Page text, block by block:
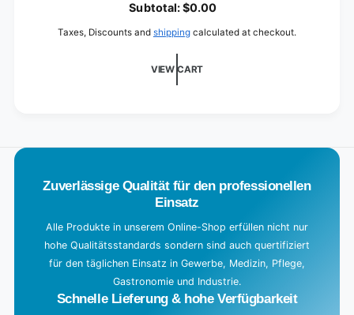
20
Subtotal:$0.00
Taxes, Discounts and shipping calculated at checkout.
VIEW CART
Zuverlässige Qualität für den professionellen
Einsatz
Alle Produkte in unserem Online-Shop erfüllen nicht nur
hohe Qualitätsstandards sondern sind auch quertifiziert
für den täglichen Einsatz in Gewerbe, Medizin, Pflege,
Gastronomie und Industrie.
Schnelle Lieferung & hohe Verfügbarkeit